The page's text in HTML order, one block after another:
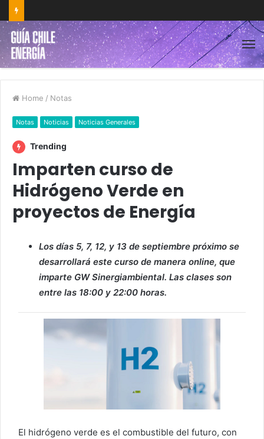
Home / Notas
Notas Noticias Noticias Generales
Trending
Imparten curso de
Hidrógeno Verde en
proyectos de Energía
Los días 5, 7, 12, y 13 de septiembre próximo se
desarrollará este curso de manera online, que
imparte GW Sinergiambiental. Las clases son
entre las 18:00 y 22:00 horas.
El hidrógeno verde es el combustible del futuro, con